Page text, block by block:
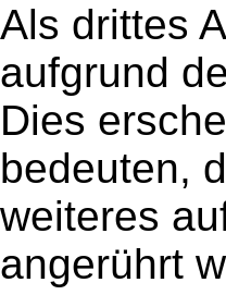
Als drittes
aufgrund
Dies
bedeuten,
weiteres
angerührt